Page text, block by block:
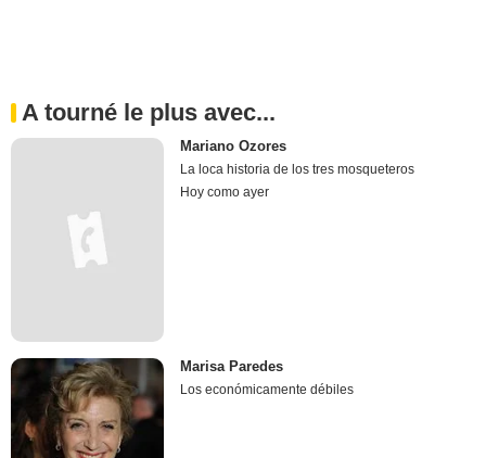
A tourné le plus avec...
Mariano Ozores
La loca historia de los tres mosqueteros
Hoy como ayer
Marisa Paredes
Los económicamente débiles